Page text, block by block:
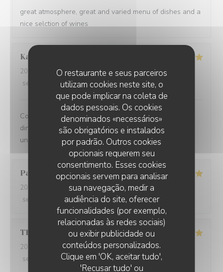
O restaurante e seus parceiros
utilizam cookies neste site, o
que pode implicar na coleta de
dados pessoais. Os cookies
denominados «necessários»
são obrigatórios e instalados
por padrão. Outros cookies
opcionais requerem seu
consentimento. Esses cookies
opcionais servem para analisar
sua navegação, medir a
audiência do site, oferecer
funcionalidades (por exemplo,
relacionadas às redes sociais)
ou exibir publicidade ou
conteúdos personalizados.
Clique em 'OK, aceitar tudo',
'Recusar tudo' ou
great atmosphere, great and varied menu of dishes and a
nice selction of wines
Kamil
2025-12-31 - 21:00 - guests 2
service
ambience :5/5 menu: 5/5 quality_price
Comprehensive restaurant with friendly service. The
dinner was tasty with fresh ingredients and served with
unexpected flavors.
Paolo
2025-12-29
- 20:00 - guests 2
service
ambience: 5/5 menu: 5 /5 quality_price
Thomas
2025-12-31
- 20:00 - guests 2
service
ambience:5 /5 menu:5/5 quality_price